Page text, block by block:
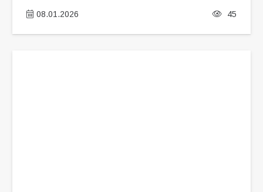
08.01.2026 45